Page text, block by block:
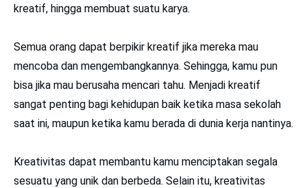
kreatif, hingga membuat suatu karya.
Semua orang dapat berpikir kreatif jika mereka mau
mencoba dan mengembangkannya. Sehingga, kamu pun
bisa jika mau berusaha mencari tahu. Menjadi kreatif
sangat penting bagi kehidupan baik ketika masa sekolah
saat ini, maupun ketika kamu berada di dunia kerja nantinya.
Kreativitas dapat membantu kamu menciptakan segala
sesuatu yang unik dan berbeda. Selain itu, kreativitas